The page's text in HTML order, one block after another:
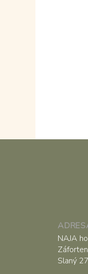
NAJA
Slaný